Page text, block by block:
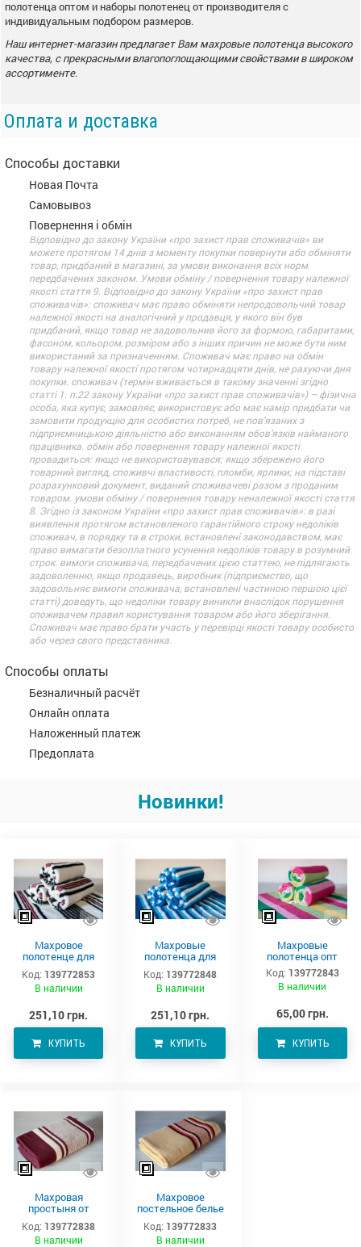
полотенца оптом и наборы полотенец от производителя с
индивидуальным подбором размеров.
Наш интернет-магазин предлагает Вам махровые полотенца высокого
качества, с прекрасными влагопоглощающими свойствами в широком
ассортименте.
Оплата и доставка
Способы доставки
Новая Почта
Самовывоз
Повернення і обмін
Відповідно до закону України «про захист прав споживачів» ви
можете протягом 14 днів з моменту покупки повернути або обміняти
товар, придбаний в магазині, за умови виконання всіх норм
передбачених законом. Умови обміну / повернення товару належної
якості стаття 9. Відповідно до закону України «про захист прав
споживачів»: споживач має право обміняти непродовольчий товар
належної якості на аналогічний у продавця, у якого він був
придбаний, якщо товар не задовольнив його за формою, габаритами,
фасоном, кольором, розміром або з інших причин не може бути ним
використаний за призначенням. Споживач має право на обмін
товару належної якості протягом чотирнадцяти днів, не рахуючи дня
покупки. споживач (термін вживається в такому значенні згідно
статті 1. п.22 закону України «про захист прав споживачів») – фізична
особа, яка купує, замовляє, використовує або має намір придбати чи
замовити продукцію для особистих потреб, не пов’язаних з
підприємницькою діяльністю або виконанням обов’язків найманого
працівника. обмін або повернення товару належної якості
провадиться: якщо не використовувався; якщо збережено його
товарний вигляд, споживчі властивості, пломби, ярлики; на підставі
розрахунковий документ, виданий споживачеві разом з проданим
товаром. умови обміну / повернення товару неналежної якості стаття
8. Згідно із законом України «про захист прав споживачів»: в разі
виявлення протягом встановленого гарантійного строку недоліків
споживач, в порядку та в строки, встановлені законодавством, має
право вимагати безоплатного усунення недоліків товару в розумний
строк. вимоги споживача, передбачених цією статтею, не підлягають
задоволенню, якщо продавець, виробник (підприємство, що
задовольняє вимоги споживача, встановлені частиною першою цієї
статті) доведуть, що недоліки товару виникли внаслідок порушення
споживачем правил користування товаром або його зберігання.
Споживач має право брати участь у перевірці якості товару особисто
або через свого представника.
Способы оплаты
Безналичный расчёт
Онлайн оплата
Наложенный платеж
Предоплата
Новинки!
Махровое
полотенце для
тела 150х90 см
Код: 139772853
В наличии
251,10 грн.
КУПИТЬ
Махровые
полотенца для
тела –
производитель
Аватон
Код: 139772848
В наличии
251,10 грн.
КУПИТЬ
Махровые
полотенца опт
Код: 139772843
В наличии
65,00 грн.
КУПИТЬ
Махровая
простыня от
производителя
Аватон (220х190)
Код: 139772838
В наличии
Махровое
постельное белье
220х190 см
Код: 139772833
В наличии